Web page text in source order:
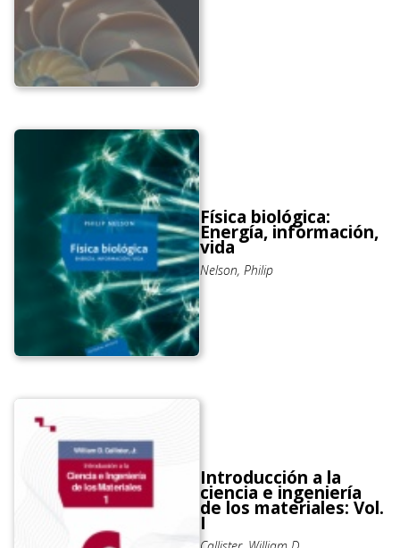
Física biológica:
Energía, información,
vida
Nelson, Philip
Introducción a la
ciencia e ingeniería
de los materiales: Vol.
I